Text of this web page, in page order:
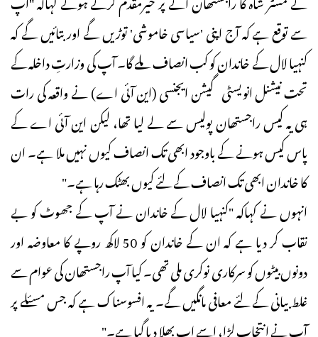
سے توقع ہے کہ آج اپنی 'سیاسی خاموشی' توڑیں گے اور بتائیں گے کہ
کنہیا لال کے خاندان کو کب انصاف ملے گا۔ آپ کی وزارتِ داخلہ کے
تحت نیشنل انویسٹی گیشن ایجنسی (این آئی اے) نے واقعہ کی رات
ہی یہ کیس راجستھان پولیس سے لے لیا تھا، لیکن این آئی اے کے
پاس کیس ہونے کے باوجود ابھی تک انصاف کیوں نہیں ملا ہے۔ ان
کا خاندان ابھی تک انصاف کے لئے کیوں بھٹک رہا ہے۔"
انہوں نے کہاکہ "کنہیا لال کے خاندان نے آپ کے جھوٹ کو بے
نقاب کر دیا ہے کہ ان کے خاندان کو 50 لاکھ روپے کا معاوضہ اور
دونوں بیٹوں کو سرکاری نوکری ملی تھی۔ کیا آپ راجستھان کی عوام سے
غلط بیانی کے لئے معافی مانگیں گے۔ یہ افسوسناک ہے کہ جس مسئلے پر
آپ نے انتخاب لڑا، اسے اب بھلا دیا گیا ہے۔"